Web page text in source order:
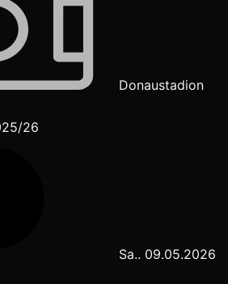
Donaustadion
Sa.. 09.05.2026